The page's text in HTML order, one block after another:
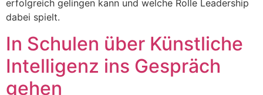
erfolgreich gelingen kann und welche Rolle Leadership
dabei spielt.
In Schulen über Künstliche
Intelligenz ins Gespräch
gehen